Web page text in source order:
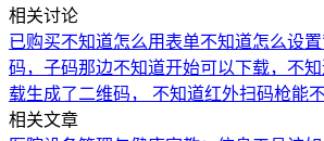
相关讨论
已购买不知道怎么用表单不知道怎么设
码，子码那边不知道开始可以下载，不
载生成了二维码， 不知道红外扫码枪能不
相关文章